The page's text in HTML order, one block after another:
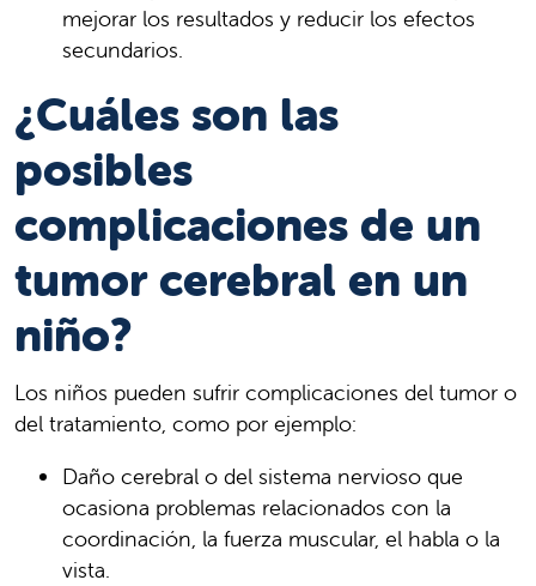
mejorar los resultados y reducir los efectos
secundarios.
¿Cuáles son las
posibles
complicaciones de un
tumor cerebral en un
niño?
Los niños pueden sufrir complicaciones del tumor o
del tratamiento, como por ejemplo:
Daño cerebral o del sistema nervioso que
ocasiona problemas relacionados con la
coordinación, la fuerza muscular, el habla o la
vista.